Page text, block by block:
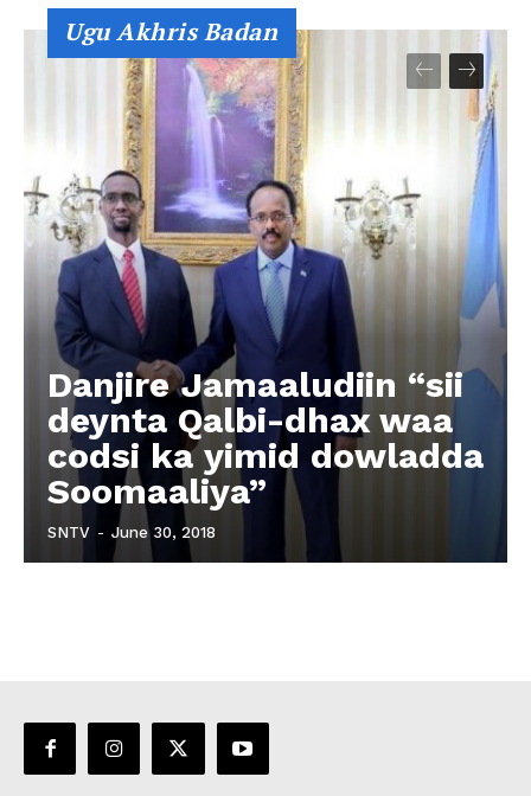
Ugu Akhris Badan
Danjire Jamaaludiin “sii
deynta Qalbi-dhax waa
codsi ka yimid dowladda
Soomaaliya”
SNTV - June 30, 2018